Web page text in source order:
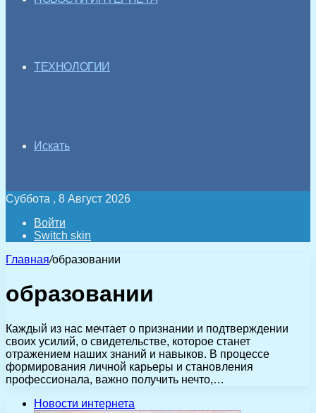
ТЕХНОЛОГИИ
Искать
Суббота , 8 Август 2026
Войти
Switch skin
Главная/образовании
образовании
Каждый из нас мечтает о признании и подтверждении
своих усилий, о свидетельстве, которое станет
отражением наших знаний и навыков. В процессе
формирования личной карьеры и становления
профессионала, важно получить нечто,…
Новости интернета